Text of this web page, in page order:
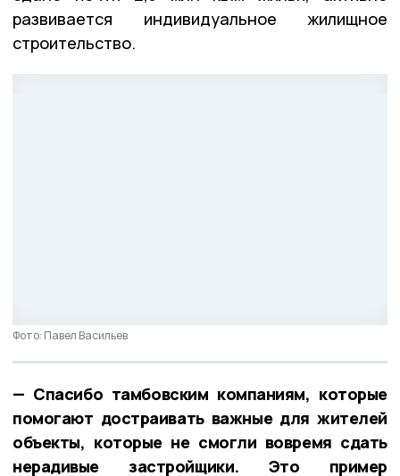
развивается индивидуальное жилищное
строительство.
Фото: Павел Васильев
— Спасибо тамбовским компаниям, которые
помогают достраивать важные для жителей
объекты, которые не смогли вовремя сдать
нерадивые застройщики. Это пример